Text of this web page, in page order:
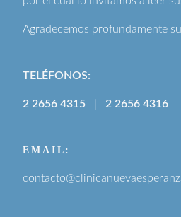
Agradecemos profundamente
TELÉFONOS:
2 2656 4315 2 2656 4316
EMAIL: